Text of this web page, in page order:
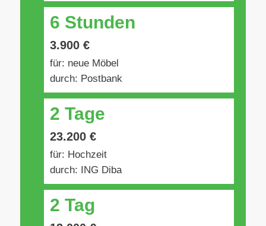
6 Stunden
3.900 €
für: neue Möbel
durch: Postbank
2 Tage
23.200 €
für: Hochzeit
durch: ING Diba
2 Tag